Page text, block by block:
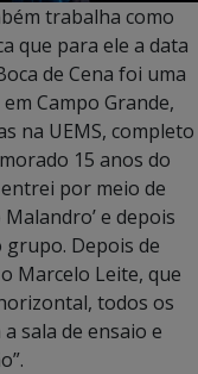
trabalha como
que para ele a data
de Cena foi uma
Campo Grande,
na UEMS, completo
15 anos do
por meio de
e depois
Depois de
Marcelo Leite, que
todos os
sala de ensaio e